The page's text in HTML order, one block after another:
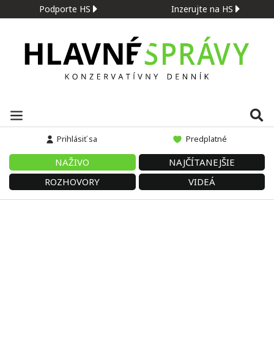
Podporte HS Inzerujte na HS
Prihlásiť sa Predplatné
NAŽIVO
NAJČÍTANEJŠIE
ROZHOVORY
VIDEÁ